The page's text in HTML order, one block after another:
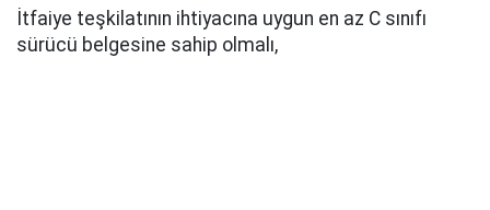
İtfaiye teşkilatının ihtiyacına uygun en az C sınıfı
sürücü belgesine sahip olmalı,